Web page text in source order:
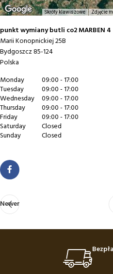
Skróty klawiszowe Zdjęcie
punkt wymiany butli co2 MARBEN 4
Marii Konopnickiej 25B
Bydgoszcz85-124
Polska
Monday
09:00 - 17:00
Tuesday
09:00 - 17:00
Wednesday
09:00 - 17:00
Thursday
09:00 - 17:00
Friday
09:00 - 17:00
Saturday
Closed
Sunday
Closed
Newer